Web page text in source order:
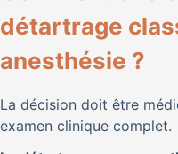
détartrage
anesthésie ?
La décision doit être
examen clinique complet.